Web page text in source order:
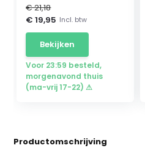
€ 21,18
€ 19,95 Incl. btw
Bekijken
Voor 23:59 besteld,
morgenavond thuis
(ma-vrij 17-22) ⚠
Productomschrijving